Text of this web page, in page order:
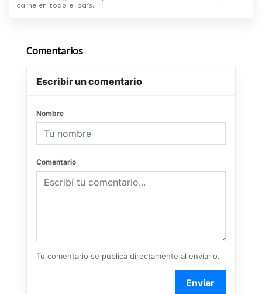
carne en todo el país.
Comentarios
Escribir un comentario
Nombre
Comentario
Tu comentario se publica directamente al enviarlo.
Enviar